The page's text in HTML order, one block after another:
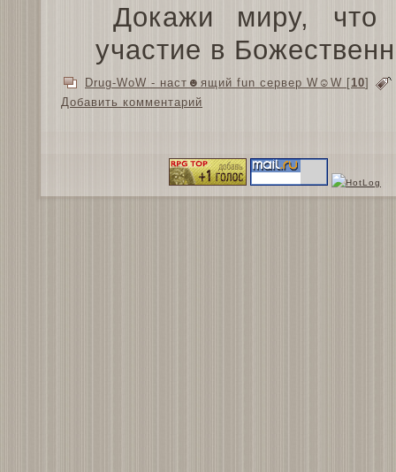
Докажи миру,
участие в
Drug-WoW - наст☻ящий fun сервер W☺W [10]
Добавить комментарий